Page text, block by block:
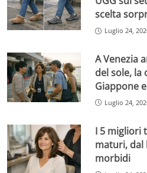
scelta
Luglio 24,
A Venezia
del sole, la
Giappone
Luglio 24,
I 5 migliori
maturi, dal
morbidi